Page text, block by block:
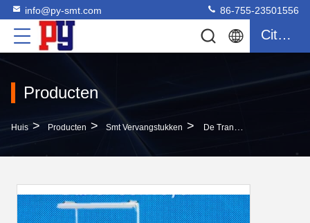
info@py-smt.com 86-755-23501556
Citaat
Producten
Huis > Producten > Smt Vervangstukken > De Transportband Van Het Materiaalsmt Van SMT De Rand/van De ONDERDOMPELINGSgolf Transportband Van Soldeerseloutfeed